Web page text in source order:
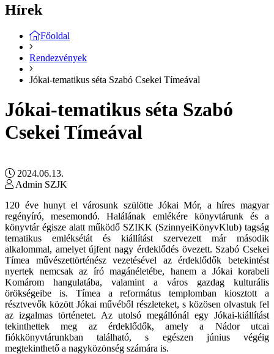
Hírek
Főoldal
Rendezvények
Jókai-tematikus séta Szabó Csekei Tímeával
Jókai-tematikus séta Szabó
Csekei Tímeával
2024.06.13.
Admin SZJK
120 éve hunyt el városunk szülötte Jókai Mór, a híres magyar
regényíró, mesemondó. Halálának emlékére könyvtárunk és a
könyvtár égisze alatt működő SZIKK (SzinnyeiKönyvKlub) tagság
tematikus emléksétát és kiállítást szervezett már második
alkalommal, amelyet újfent nagy érdeklődés övezett. Szabó Csekei
Tímea művészettörténész vezetésével az érdeklődők betekintést
nyertek nemcsak az író magánéletébe, hanem a Jókai korabeli
Komárom hangulatába, valamint a város gazdag kulturális
örökségeibe is. Tímea a református templomban kiosztott a
résztvevők között Jókai művéből részleteket, s közösen olvastuk fel
az izgalmas történetet. Az utolsó megállónál egy Jókai-kiállítást
tekinthettek meg az érdeklődők, amely a Nádor utcai
fiókkönyvtárunkban található, s egészen június végéig
megtekinthető a nagyközönség számára is.